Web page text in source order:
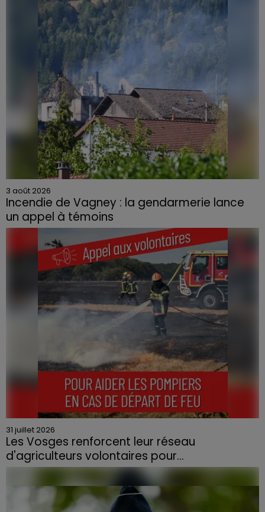
3 août 2026
Incendie de Vagney : la gendarmerie lance
un appel à témoins
Le feu, parti d'une haie avant de se propager au
quartier résidentiel, avait détruit deux habitations et
contraint à l'évacuation d'une centaine de personnes.
31 juillet 2026
Les Vosges renforcent leur réseau
d'agriculteurs volontaires pour...
Face à la sécheresse et aux risques de départs de feu,
la Chambre d'agriculture des Vosges a lancé un appel
aux agriculteurs volontaires pour venir en aide...